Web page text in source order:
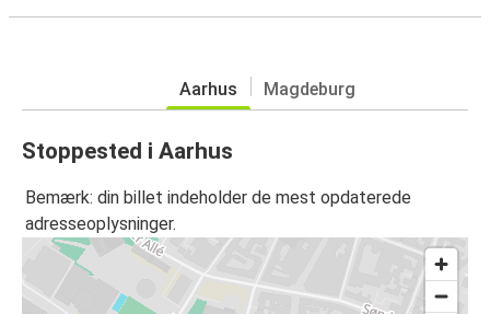
Aarhus Magdeburg
Stoppested i Aarhus
Bemærk: din billet indeholder de mest opdaterede
adresseoplysninger.